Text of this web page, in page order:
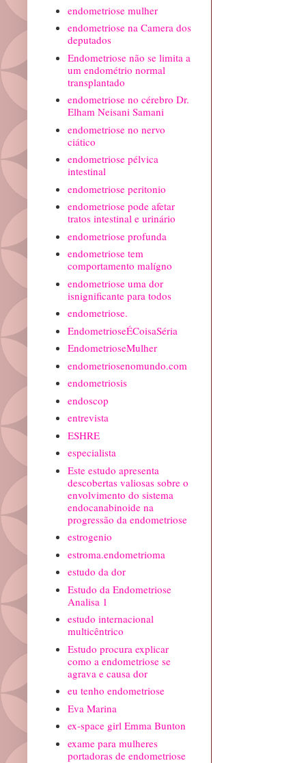
endometriose mulher
endometriose na Camera dos
deputados
Endometriose não se limita a
um endométrio normal
transplantado
endometriose no cérebro Dr.
Elham Neisani Samani
endometriose no nervo
ciático
endometriose pélvica
intestinal
endometriose peritonio
endometriose pode afetar
tratos intestinal e urinário
endometriose profunda
endometriose tem
comportamento malígno
endometriose uma dor
isnignificante para todos
endometriose.
EndometrioseÉCoisaSéria
EndometrioseMulher
endometriosenomundo.com
endometriosis
endoscop
entrevista
ESHRE
especialista
Este estudo apresenta
descobertas valiosas sobre o
envolvimento do sistema
endocanabinoide na
progressão da endometriose
estrogenio
estroma.endometrioma
estudo da dor
Estudo da Endometriose
Analisa 1
estudo internacional
multicêntrico
Estudo procura explicar
como a endometriose se
agrava e causa dor
eu tenho endometriose
Eva Marina
ex-space girl Emma Bunton
exame para mulheres
portadoras de endometriose